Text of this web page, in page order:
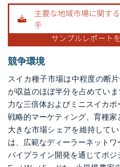
画像 © Mordor Intelligence。再利用には
競争環境
スイカ種子市場は中程度の断
が収益のほぼ半分を占めていま
力な三倍体およびミニスイカ
戦略的マーケティング、育種
大きな市場シェアを維持してい
は、広範なディーラーネット
パイプライン開発を通じてポジ